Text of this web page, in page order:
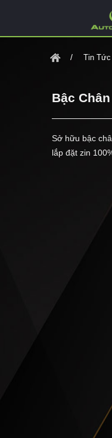
Tin Tức
Bậc
Sở hữu bậc
lắp đặt zin